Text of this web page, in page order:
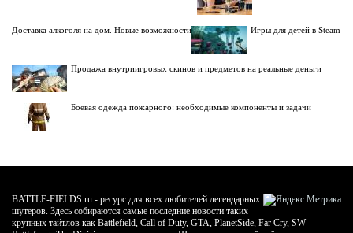
Доставка алкоголя на дом. Новые возможности Игры для детей в Steam
Продажа внутриигровых скинов и предметов на реальные деньги
Боевая одежда пожарного: необходимые компоненты и задачи
BATTLE-FIELDS.ru - ресурс для всех любителей легендарных
шутеров. Здесь собираются самые последние новости таких
крупных тайтлов как Battlefield, Call of Duty, GTA, PlanetSide, Far Cry, SW